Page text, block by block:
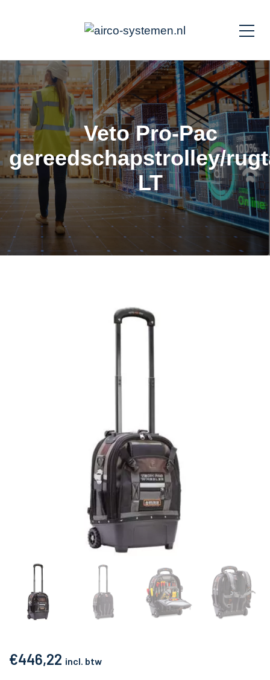
Veto Pro-Pac
gereedschapstrolley/
LT
€446,22 incl. btw